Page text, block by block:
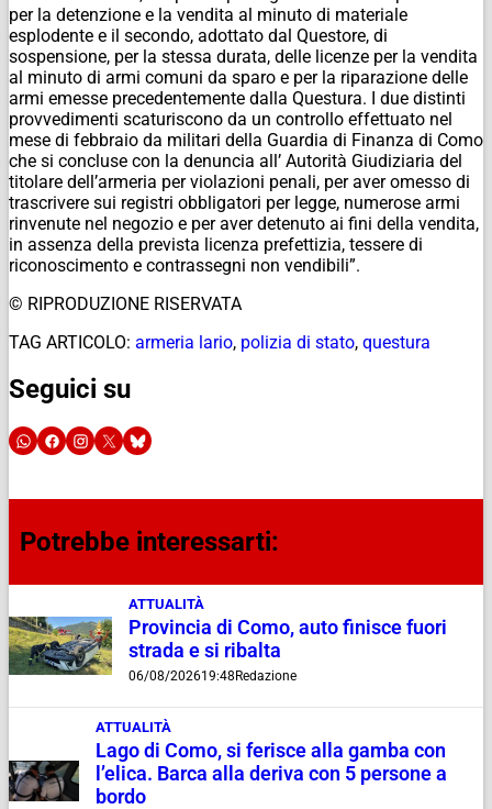
per la detenzione e la vendita al minuto di materiale
esplodente e il secondo, adottato dal Questore, di
sospensione, per la stessa durata, delle licenze per la vendita
al minuto di armi comuni da sparo e per la riparazione delle
armi emesse precedentemente dalla Questura. I due distinti
provvedimenti scaturiscono da un controllo effettuato nel
mese di febbraio da militari della Guardia di Finanza di Como
che si concluse con la denuncia all’ Autorità Giudiziaria del
titolare dell’armeria per violazioni penali, per aver omesso di
trascrivere sui registri obbligatori per legge, numerose armi
rinvenute nel negozio e per aver detenuto ai fini della vendita,
in assenza della prevista licenza prefettizia, tessere di
riconoscimento e contrassegni non vendibili”.
© RIPRODUZIONE RISERVATA
TAG ARTICOLO: armeria lario, polizia di stato, questura
Seguici su
Potrebbe interessarti:
ATTUALITÀ
Provincia di Como, auto finisce fuori
strada e si ribalta
06/08/202619:48 Redazione
ATTUALITÀ
Lago di Como, si ferisce alla gamba con
l’elica. Barca alla deriva con 5 persone a
bordo